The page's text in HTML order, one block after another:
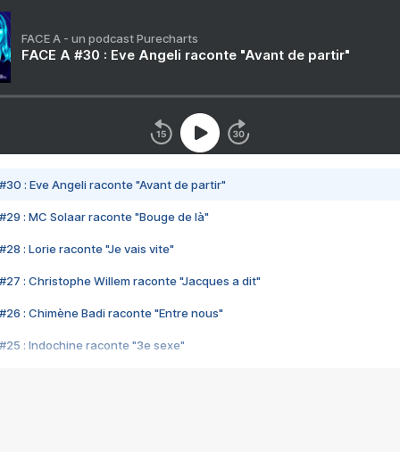
FACE A - un podcast Purecharts
FACE A #30 : Eve Angeli raconte "Avant de partir"
#30 : Eve Angeli raconte "Avant de partir"
#29 : MC Solaar raconte "Bouge de là"
#28 : Lorie raconte "Je vais vite"
#27 : Christophe Willem raconte "Jacques a dit"
#26 : Chimène Badi raconte "Entre nous"
#25 : Indochine raconte "3e sexe"